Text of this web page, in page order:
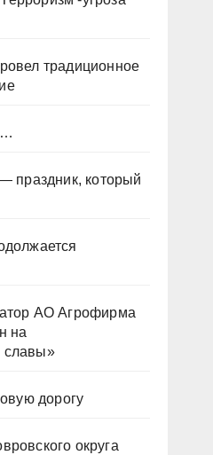
традиционное
праздник, который
АО Агрофирма
на
славы»
дорогу
округа